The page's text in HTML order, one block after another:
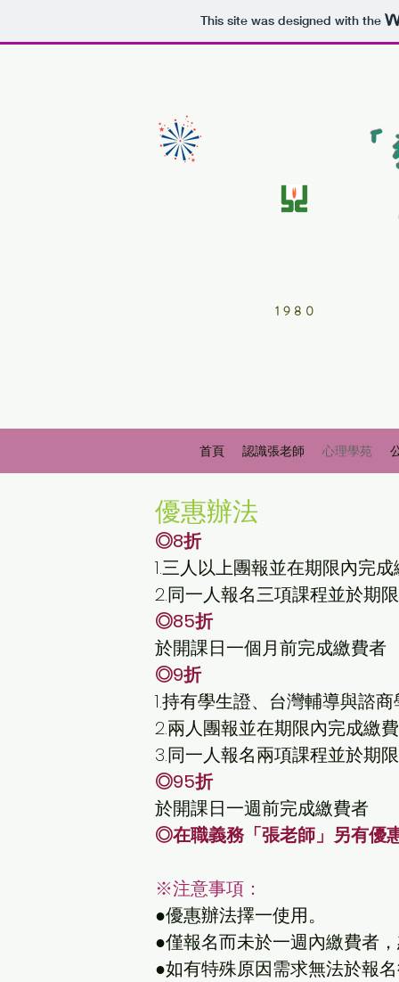
This site was designed with the
首頁 認識張老師 心理學苑
1980
優惠辦法
◎8折
1.三人以上團報並在期限內完
2.同一人報名三項課程並於期
◎85折
於開課日一個月前完成繳費者
◎9折
1.持有學生證、台灣輔導與諮
2.兩人團報並在期限內完成繳
3.同一人報名兩項課程並於期
◎95折
於開課日一週前完成繳費者
◎在職義務「張老師」另有優
※注意事項：
●優惠辦法擇一使用。
●僅報名而未於一週內繳費者
●如有特殊原因需求無法於報